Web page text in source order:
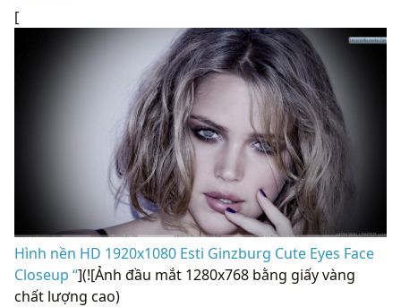
[
Hình nền HD 1920x1080 Esti Ginzburg Cute Eyes Face
Closeup “](![Ảnh đầu mắt 1280x768 bằng giấy vàng
chất lượng cao)